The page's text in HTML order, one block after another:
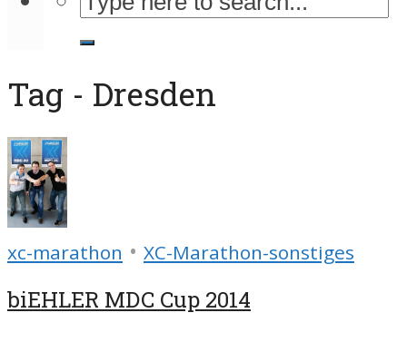
Tag - Dresden
xc-marathon • XC-Marathon-sonstiges
biEHLER MDC Cup 2014